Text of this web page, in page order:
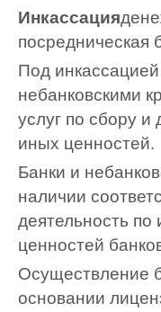
Инкассация
посредническая
Под
небанковскими
услуг по сбору
иных ценностей.
Банки и
наличии
деятельность
ценностей
Осуществление
основании